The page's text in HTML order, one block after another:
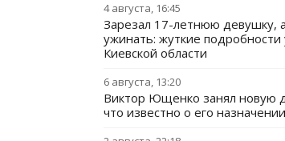
4 августа, 16:45
Зарезал 17-летнюю девушку,
ужинать: жуткие подробности
Киевской области
6 августа, 13:20
Виктор Ющенко занял новую
что известно о его назначении